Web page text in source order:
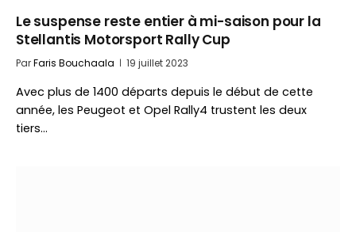
Le suspense reste entier à mi-saison pour la
Stellantis Motorsport Rally Cup
ParFaris Bouchaala 19 juillet 2023
Avec plus de 1400 départs depuis le début de cette
année, les Peugeot et Opel Rally4 trustent les deux
tiers…